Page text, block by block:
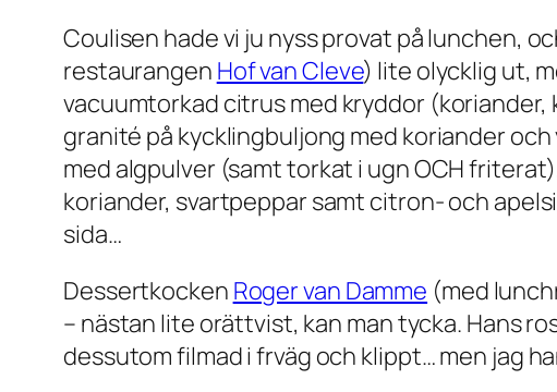
Coulisen hade vi ju nyss provat på lunchen,
restaurangen Hof van Cleve) lite olycklig ut,
vacuumtorkad citrus med kryddor
granité på kycklingbuljong med koriander
med algpulver (samt torkat i ugn OCH
koriander, svartpeppar samt citron- och
sida…
Dessertkocken Roger van Damme (med
– nästan lite orättvist, kan man tycka. Hans
dessutom filmad i frväg och klippt… men jag